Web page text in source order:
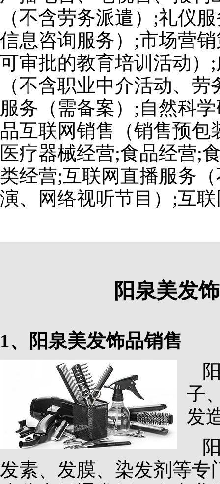
（不含劳务派遣）;礼仪
信息咨询服务）;市场营
可审批的教育培训活动）
（不含职业中介活动、
服务（需备案）;自然科
品互联网销售（销售预
医疗器械经营;食品经营;
类经营;互联网直播服务
演、网络视听节目）;互
阳泉美发
1、阳泉美发饰品销售
子
发
发素、发膜、染发剂等